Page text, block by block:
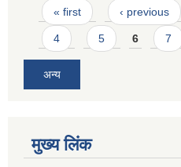
Pages
« first ‹ previous
4 5 6 7
अन्य
मुख्य लिंक